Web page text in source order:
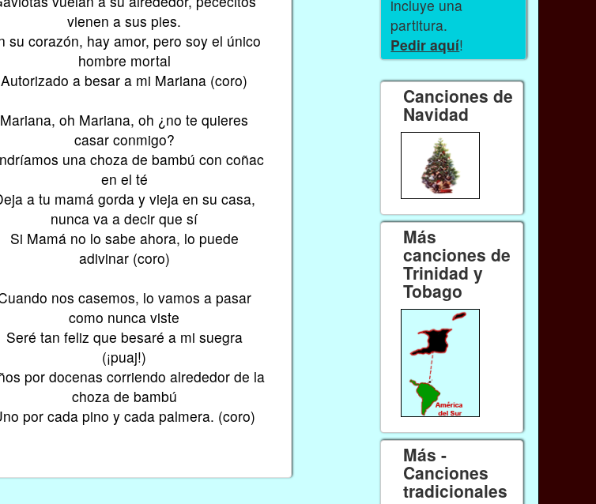
vienen a sus pies.
su corazón, hay amor, pero soy el único
hombre mortal
Autorizado a besar a mi Mariana (coro)
Mariana, oh Mariana, oh ¿no te quieres
casar conmigo?
una choza de bambú con coñac
en el té
a tu mamá gorda y vieja en su casa,
nunca va a decir que sí
Si Mamá no lo sabe ahora, lo puede
adivinar (coro)
nos casemos, lo vamos a pasar
como nunca viste
Seré tan feliz que besaré a mi suegra
(¡puaj!)
por docenas corriendo alrededor de la
choza de bambú
por cada pino y cada palmera. (coro)
incluye una
partitura.
Pedir aquí!
Canciones de
Navidad
Más
canciones de
Trinidad y
Tobago
Más -
Canciones
tradicionales